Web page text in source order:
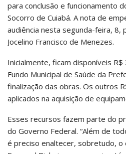
para conclusão e funcionamento
Socorro de Cuiabá. A nota de
audiência nesta segunda-feira,
Jocelino Francisco de Menezes.
Inicialmente, ficam disponíveis
Fundo Municipal de Saúde da
finalização das obras. Os outros
aplicados na aquisição de
Esses recursos fazem parte do
do Governo Federal. “Além de
é preciso enaltecer, sobretudo,